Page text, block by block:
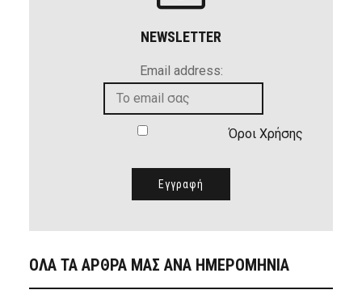
NEWSLETTER
Email address:
Όροι Χρήσης
ΟΛΑ ΤΑ ΑΡΘΡΑ ΜΑΣ ΑΝΑ ΗΜΕΡΟΜΗΝΙΑ